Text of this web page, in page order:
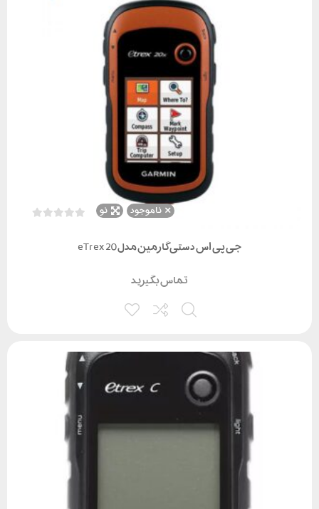
ناموجود نو
جی پی اس دستی گارمین مدل eTrex 20
تماس بگیرید